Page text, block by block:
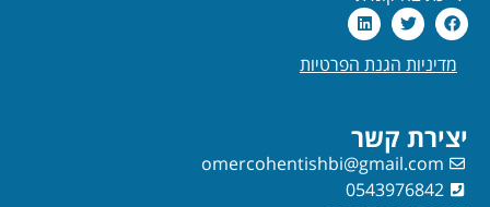
מדיניות הגנת הפרטיות
יצירת קשר
omercohentishbi@gmail.com
0543976842